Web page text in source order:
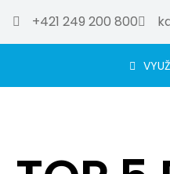
+421 249 200 800